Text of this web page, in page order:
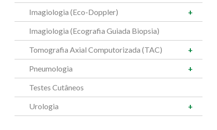
Imagiologia (Eco-Doppler)
Imagiologia (Ecografia Guiada Biopsia)
Tomografia Axial Computorizada (TAC)
Pneumologia
Testes Cutâneos
Urologia